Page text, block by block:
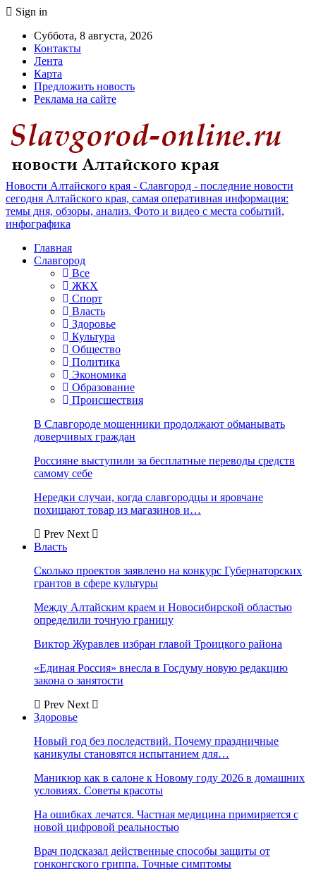
Sign in
Суббота, 8 августа, 2026
Контакты
Лента
Карта
Предложить новость
Реклама на сайте
Новости Алтайского края - Славгород - последние новости
сегодня Алтайского края, самая оперативная информация:
темы дня, обзоры, анализ. Фото и видео с места событий,
инфографика
Главная
Славгород
Все
ЖКХ
Спорт
Власть
Здоровье
Культура
Общество
Политика
Экономика
Образование
Происшествия
В Славгороде мошенники продолжают обманывать
доверчивых граждан
Россияне выступили за бесплатные переводы средств
самому себе
Нередки случаи, когда славгородцы и яровчане
похищают товар из магазинов и…
Prev Next
Власть
Сколько проектов заявлено на конкурс Губернаторских
грантов в сфере культуры
Между Алтайским краем и Новосибирской областью
определили точную границу
Виктор Журавлев избран главой Троицкого района
«Единая Россия» внесла в Госдуму новую редакцию
закона о занятости
Prev Next
Здоровье
Новый год без последствий. Почему праздничные
каникулы становятся испытанием для…
Маникюр как в салоне к Новому году 2026 в домашних
условиях. Советы красоты
На ошибках лечатся. Частная медицина примиряется с
новой цифровой реальностью
Врач подсказал действенные способы защиты от
гонконгского гриппа. Точные симптомы